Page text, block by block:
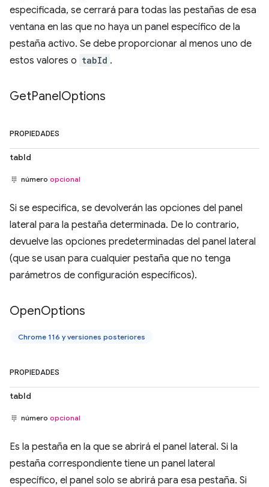
especificada, se cerrará para todas las pestañas de esa
ventana en las que no haya un panel específico de la
pestaña activo. Se debe proporcionar al menos uno de
estos valores o tabId .
GetPanelOptions
PROPIEDADES
tabId
número opcional
Si se especifica, se devolverán las opciones del panel
lateral para la pestaña determinada. De lo contrario,
devuelve las opciones predeterminadas del panel lateral
(que se usan para cualquier pestaña que no tenga
parámetros de configuración específicos).
OpenOptions
Chrome 116 y versiones posteriores
PROPIEDADES
tabId
número opcional
Es la pestaña en la que se abrirá el panel lateral. Si la
pestaña correspondiente tiene un panel lateral
específico, el panel solo se abrirá para esa pestaña. Si